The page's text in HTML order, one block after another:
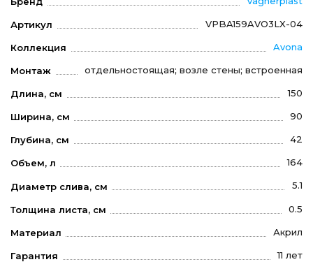
Артикул VPBA159AVO3LX-04
Коллекция Avona
Монтаж отдельностоящая; возле стены; встроенная
Длина, см 150
Ширина, см 90
Глубина, см 42
Объем, л 164
Диаметр слива, см 5.1
Толщина листа, см 0.5
Материал Акрил
Гарантия 11 лет